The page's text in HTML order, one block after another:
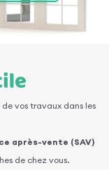
vos travaux dans les
après-vente (SAV)
de chez vous.